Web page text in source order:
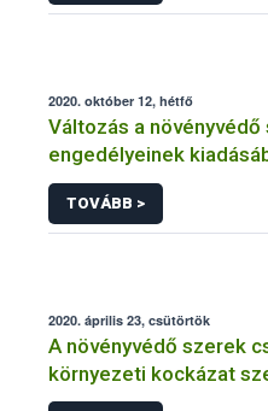
2020. október 12, hétfő
Változás a
engedélyeinek
TOVÁBB >
2020. április 23, csütörtök
A növényvédő szerek
környezeti kockázat